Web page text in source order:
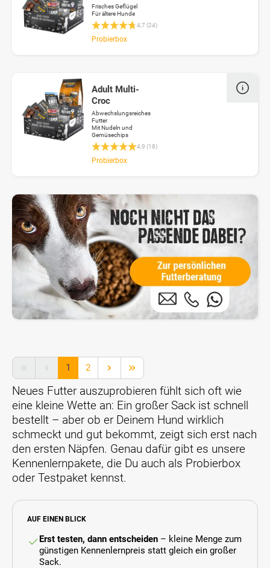
Frisches Geflügel
Für ältere Hunde
Durchschnittliche Bewertung 4.7 von 5
4,7 (24)
Probierbox
Adult Multi-
Croc
Abwechslungsreiches
Futter
Mit Nudeln und
Gemüsechips
Durchschnittliche Bewertung 4.8 von 5
4,9 (18)
Probierbox
Seite
1 Seite
2
Neues Futter auszuprobieren fühlt sich oft wie
eine kleine Wette an: Ein großer Sack ist schnell
bestellt – aber ob er Deinem Hund wirklich
schmeckt und gut bekommt, zeigt sich erst nach
den ersten Näpfen. Genau dafür gibt es unsere
Kennenlernpakete, die Du auch als Probierbox
oder Testpaket kennst.
AUF EINEN BLICK
Erst testen, dann entscheiden – kleine Menge zum
günstigen Kennenlernpreis statt gleich ein großer
Sack.